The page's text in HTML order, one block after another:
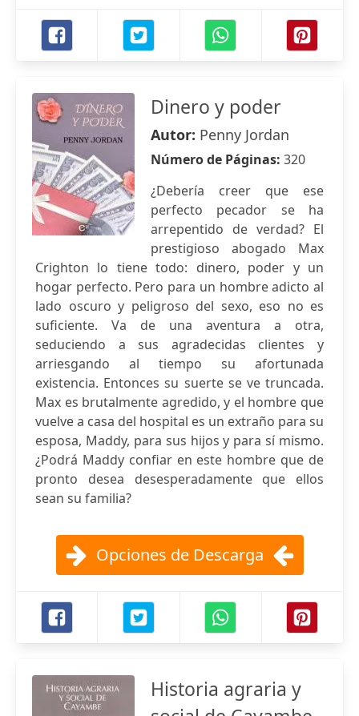
Dinero y poder
Autor: Penny Jordan
Número de Páginas: 320
¿Debería creer que ese
perfecto pecador se ha
arrepentido de verdad? El
prestigioso abogado Max
Crighton lo tiene todo: dinero, poder y un
hogar perfecto. Pero para un hombre adicto al
lado oscuro y peligroso del sexo, eso no es
suficiente. Va de una aventura a otra,
seduciendo a sus agradecidas clientes y
arriesgando al tiempo su afortunada
existencia. Entonces su suerte se ve truncada.
Max es brutalmente agredido, y el hombre que
vuelve a casa del hospital es un extraño para su
esposa, Maddy, para sus hijos y para sí mismo.
¿Podrá Maddy confiar en este hombre que de
pronto desea desesperadamente que ellos
sean su familia?
Opciones de Descarga
Historia agraria y